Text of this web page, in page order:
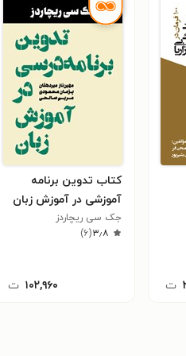
ت
کتاب تدوین برنامه
آموزشی در آموزش زبان
جک سی ریچاردز
۳٫۸(۶)
۱۰۲,۹۶۰ ت